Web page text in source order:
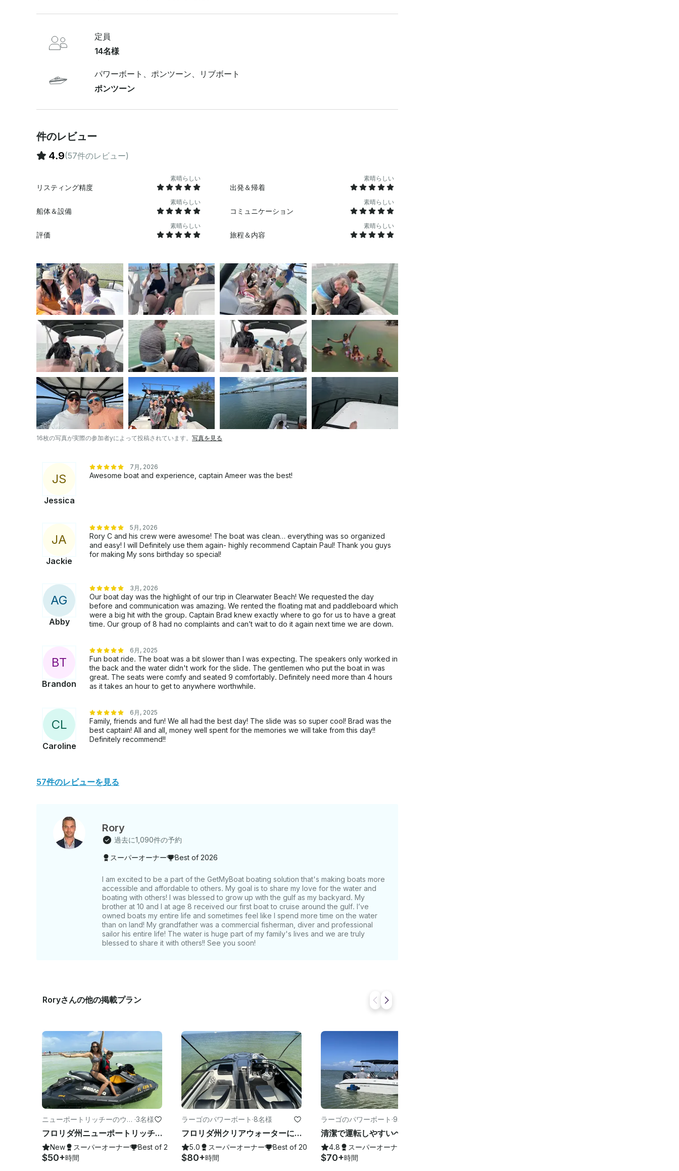
する場合は最大13名、船長を含む場合は最大14名です 。ボートにはエンターテイメントを楽しむた
必要な装備はすべて揃っています。ボートは細心の注意を払ってメンテナンスされ、水上での体験
が向上するよう設計されています 。オーナーについてこの地域で30年以上に渡るボートの経験をも
ポットを知っています。おすすめの島やレストランを確認できるほか、無料のナビゲーションアプ
リにアクセスしてシームレスな体験ができます 。料金に含まれるものレンタルには 、必要なすべて
が十分入った清潔なボートが含まれます。その他の無料アメニティには、クーラー、サンドキャッ
れていないもの燃料は含まれていません 。フロリダ州の法律により、旅行の最後に燃料が請求され
ます。キャプテンは1時間あたり50～60ドルでレンタルできますが、予約時に指定しない限り料金
は含まれていません。 スライド、トウチューブ、ウェイクボード、ウォータースキー、パドルボー
ド、ポップアップテントなどのウォータートイは追加料金で利用できます。 チップは含まれていま
ターポンスプリングス、またはセントピートへの配送は追加料金で利用できます。 その他知ってお
くべきこと食べ物 、飲み物、装飾品を機内に持ち込んで、自分だけの旅を演出できます。旅行前
に、FWCモーターボートレンタル安全シートを含む安全ガイドラインを確認する必要があります。
6歳未満のお子様はライフジャケットを着用しなければならず、1988年以降に生まれたすべての参
加者はボート安全講習を修了しなければなりません。こちらの安全ビデオをご覧ください。
https://m.youtube.com/watch?v=-Ozqi07qgi8&pp=ygUSQm9hdCByZW50YWwgc2FmZXR5 平
物も大歓迎です。大型動物についてはお問い合わせください。 ボートのウォータースライダーはウ
ォーターポンプがなくても使用できますが、スリップによる怪我を防ぐためにウォーターポンプは
意図的に無効にされています。水深が5フィート以上あることを含め、スライドの安全規則に従って
ください。ドッキング時の潮汐補償やノーウェイクゾーンの順守など、ボートの安全運航に関する
規則を遵守する必要があります。平日の予約には長期レンタルや割引があります。特別料金につい
てはお問い合わせください 。ベアボートレンタルのヒントとコツ 1.ボートを返却するときは、赤い
マーカーが常に右側にあります。赤いマーカーは右側の戻りです。 2.ボートを島に放置しないでく
ださい。潮の流れはすぐに変わり、ギリガンのように浜辺になってしまう可能性があります 。3.ボ
ートをドッキングするときは、ドックをキャッチできる人がいるように、常にラインを用意してお
いてください。通常、マリーナ、橋、住宅のそばにある通行禁止区域に気をつけてください 。4.当
局に引っ張られた場合は、指示に従ってベアボートのレンタル契約書を提示してください 。5.ボー
トをドッキングする場合は、潮の変動を補償するようにしてください。 ウォータースライダーの操
作とルール 1.ダブルデッキの上に立つことはできません。レイアウトして太陽光線を浴びて、 スラ
イド2にアクセスすることができます。上から飛び降りる必要はありません 。3. 砲弾や岩の上を滑
ったり着地したりする際は注意してください4.スライドを使用するには、少なくとも5フィートの水
中にいることを確認してください 。5. 滑りやすくなるため、スライドのウォーターポンプが作動し
なくなっています。6.トップデッキに人がいる状態でボートを運転しないでください 。免責事項ス
べてが完璧に機能するように最善を尽くしていますが、これらの問題が発生する可能性はあります
が、払い戻しにはなりません 。清潔で機能的な設備と、経験豊富なボートの専門家による個別の推
いただけます。オプションの賃借人保険を購入したい場合はお問い合わせください 。燃料は含まれ
ら60ドルでレンタルできます。
定員
14名様
パワーボート、ポンツーン、リブボート
ポンツーン
件のレビュー
4.9(57件のレビュー)
リスティング精度
素晴らしい
出発＆帰着
素晴らしい
船体＆設備
素晴らしい
コミュニケーション
素晴らしい
評価
素晴らしい
旅程＆内容
素晴らしい
16枚の写真が実際の参加者yによって投稿されています。 写真を見る
JS
Jessica
7月, 2026
Awesome boat and experience, captain Ameer was the best!
JA
Jackie
5月, 2026
Rory C and his crew were awesome! The boat was clean… everything was so organized
and easy! I will Definitely use them again- highly recommend Captain Paul! Thank you guys
for making My sons birthday so special!
AG
Abby
3月, 2026
Our boat day was the highlight of our trip in Clearwater Beach! We requested the day
before and communication was amazing. We rented the floating mat and paddleboard which
were a big hit with the group. Captain Brad knew exactly where to go for us to have a great
time. Our group of 8 had no complaints and can’t wait to do it again next time we are down.
BT
Brandon
6月, 2025
Fun boat ride. The boat was a bit slower than I was expecting. The speakers only worked in
the back and the water didn't work for the slide. The gentlemen who put the boat in was
great. The seats were comfy and seated 9 comfortably. Definitely need more than 4 hours
as it takes an hour to get to anywhere worthwhile.
CL
Caroline
6月, 2025
Family, friends and fun! We all had the best day! The slide was so super cool! Brad was the
best captain! All and all, money well spent for the memories we will take from this day!!
Definitely recommend!!
57件のレビューを見る
Rory
過去に1,090件の予約
スーパーオーナー Best of 2026
I am excited to be a part of the GetMyBoat boating solution that's making boats more
accessible and affordable to others. My goal is to share my love for the water and
boating with others! I was blessed to grow up with the gulf as my backyard. My
brother at 10 and I at age 8 received our first boat to cruise around the gulf. I’ve
owned boats my entire life and sometimes feel like I spend more time on the water
than on land! My grandfather was a commercial fisherman, diver and professional
sailor his entire life! The water is huge part of my family's lives and we are truly
blessed to share it with others!! See you soon!
Roryさんの他の掲載プラン
ニューポートリッチーのウォ
ータースポーツ
·3名様
フロリダ州ニューポートリッチーのシードゥースパークジェットスキー
New スーパーオーナー Best of 2026
$50+時間
ラーゴのパワーボート ·8名様
フロリダ州クリアウォーターにある清潔で快適、そして速い20フィートのヤマハジェットボート
5.0 スーパーオーナー Best of 2026
$80+時間
ラーゴのパワーボート ·9名様
4.8 スーパーオーナー
$70+時間